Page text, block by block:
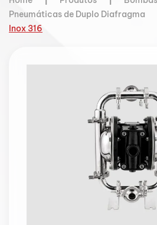
Pneumáticas de Duplo Diafragma
Inox 316